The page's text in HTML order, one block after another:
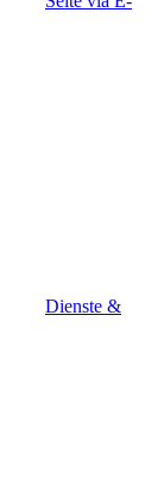
Dienste &